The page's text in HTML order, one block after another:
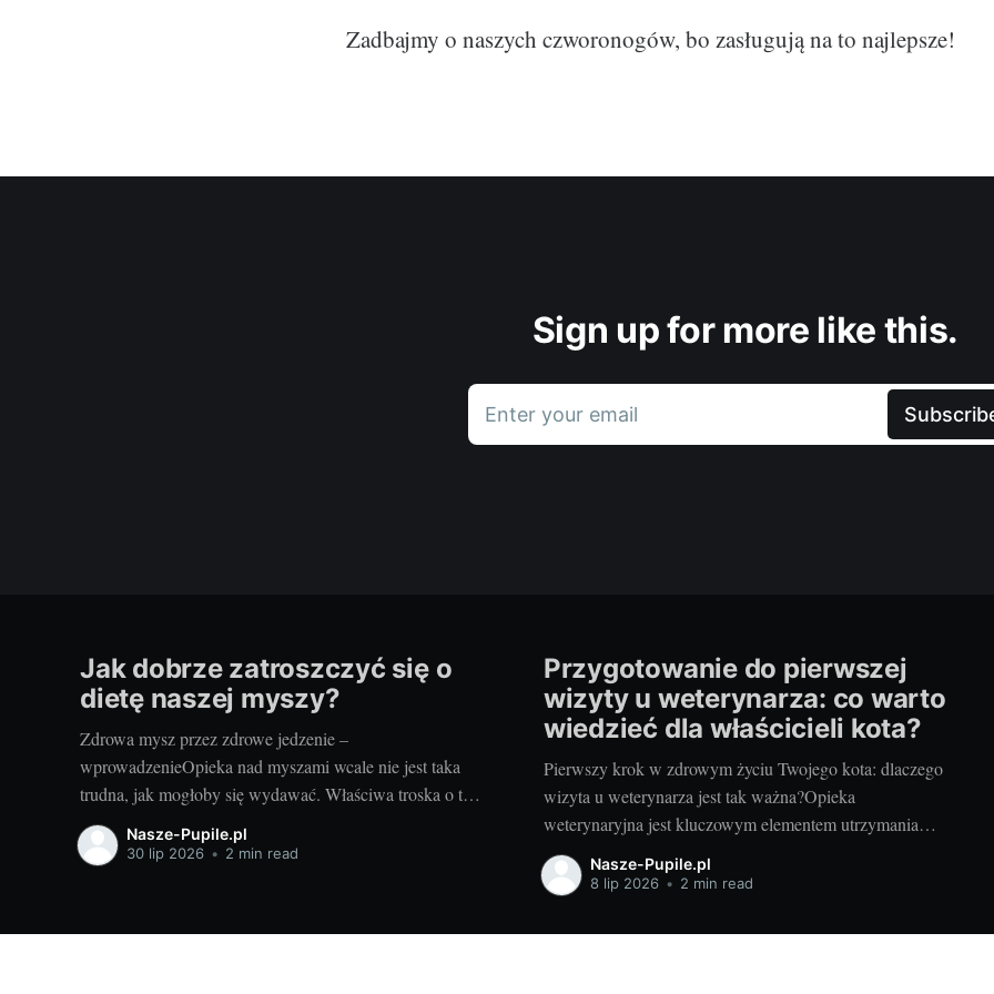
Zadbajmy o naszych czworonogów, bo zasługują na to najlepsze!
Sign up for more like this.
Enter your email
Jak dobrze zatroszczyć się o
dietę naszej myszy?
Zdrowa mysz przez zdrowe jedzenie –
wprowadzenieOpieka nad myszami wcale nie jest taka
trudna, jak mogłoby się wydawać. Właściwa troska o te
urocze gryzonie zaczyna się od odpowiednio
zbilansowanej diety. Skąd wiedzieć, jaka karma dla
myszy
Nasze-Pupile.pl
30 lip 2026 • 2 min read
Przygotowanie do pierwszej
wizyty u weterynarza: co warto
wiedzieć dla właścicieli kota?
Pierwszy krok w zdrowym życiu Twojego kota: dlaczego
wizyta u weterynarza jest tak ważna?Opieka
weterynaryjna jest kluczowym elementem utrzymania
zdrowia i dobrostanu naszych czworonogów. Regularne
wizyty u lekarza weterynarii służą nie tylko leczeniu
zdrowotnej. Koty, choć często są uważane za
Nasze-Pupile.pl
8 lip 2026 • 2 min read